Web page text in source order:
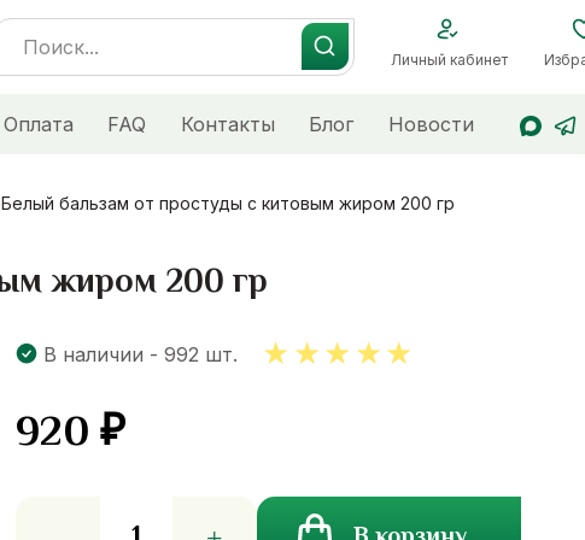
for:
Личный кабинет
Оплата FAQ Контакты Блог Новости
Белый бальзам от простуды с китовым жиром 200 гр
жиром 200 гр
В наличии - 992 шт.
920₽